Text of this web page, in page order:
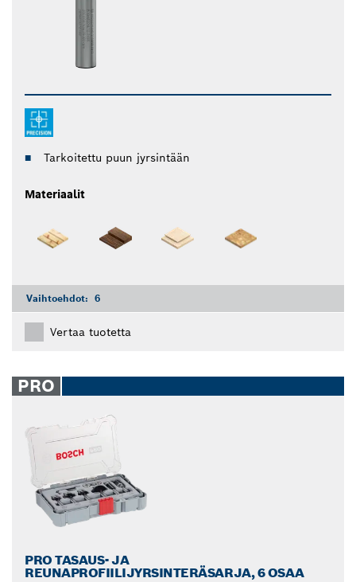
Tarkoitettu puun jyrsintään
Materiaalit
Vaihtoehdot: 6
Vertaa tuotetta
PRO
PRO TASAUS- JA
REUNAPROFIILIJYRSINTERÄSARJA, 6 OSAA